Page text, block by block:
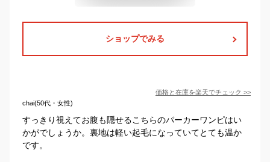
ショップでみる
価格と在庫を楽天でチェック >>
chai(50代・女性)
すっきり視えてお腹も隠せるこちらのパーカーワンピはい
かがでしょうか。裏地は軽い起毛になっていてとても温か
です。